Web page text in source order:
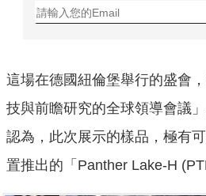
這場在德國紐倫堡舉行的盛會
技與前瞻研究的全球領導會議
認為，此次展示的樣品，極有
置推出的「Panther Lake-H